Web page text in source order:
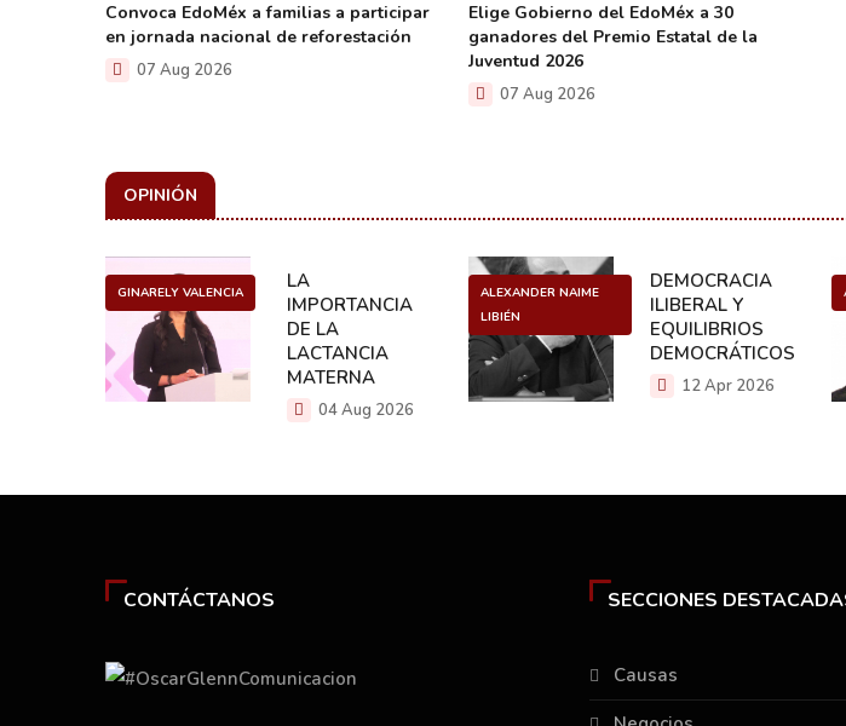
Convoca EdoMéx a familias a participar
en jornada nacional de reforestación
07 Aug 2026
Elige Gobierno del EdoMéx a 30
ganadores del Premio Estatal de la
Juventud 2026
07 Aug 2026
OPINIÓN
GINARELY VALENCIA
LA
IMPORTANCIA
DE LA
LACTANCIA
MATERNA
04 Aug 2026
ALEXANDER NAIME
LIBIÉN
DEMOCRACIA
ILIBERAL Y
EQUILIBRIOS
DEMOCRÁTICOS
12 Apr 2026
CONTÁCTANOS SECCIONES
Causas